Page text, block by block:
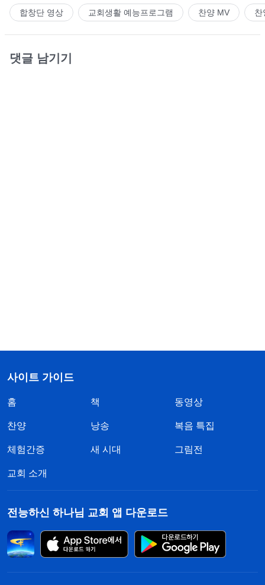
합창단 영상 교회생활 예능프로그램 찬양 MV 찬
댓글 남기기
사이트 가이드
홈 책 동영상
찬양 낭송 복음 특집
체험간증 새 시대 그림전
교회 소개
전능하신 하나님 교회 앱 다운로드